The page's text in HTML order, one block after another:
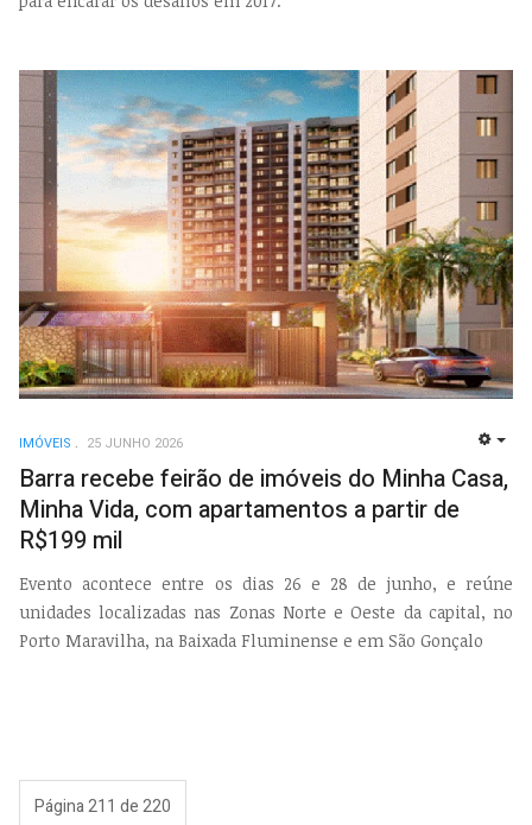
IMÓVEIS 25 JUNHO 2026
Barra recebe feirão de imóveis do Minha Casa,
Minha Vida, com apartamentos a partir de
R$199 mil
Evento acontece entre os dias 26 e 28 de junho, e reúne
unidades localizadas nas Zonas Norte e Oeste da capital, no
Porto Maravilha, na Baixada Fluminense e em São Gonçalo
Página 211 de 220